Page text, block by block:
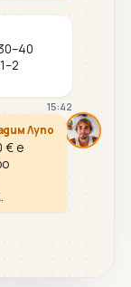
15:42
Лупо
€ е